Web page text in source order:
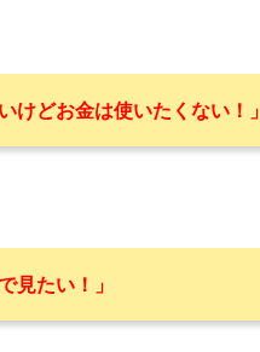
けどお金は使いたくない！」
見たい！」